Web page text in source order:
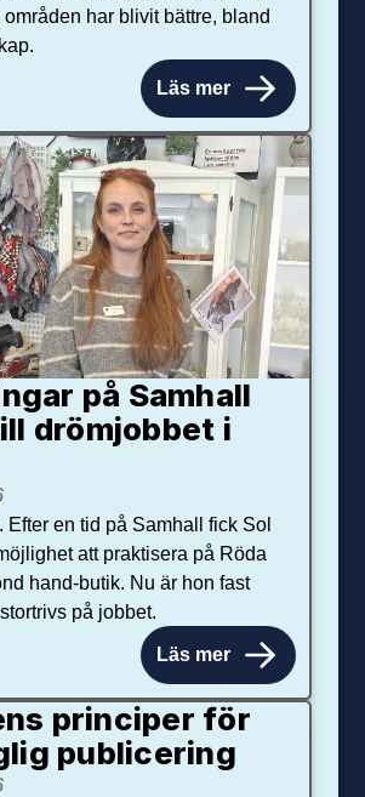
har blivit bättre, bland
Läs mer
på Sam­hall
dröm­jobbet i
Efter en tid på Samhall fick Sol
att praktisera på Röda
hand-butik. Nu är hon fast
på jobbet.
Läs mer
principer för
publicering